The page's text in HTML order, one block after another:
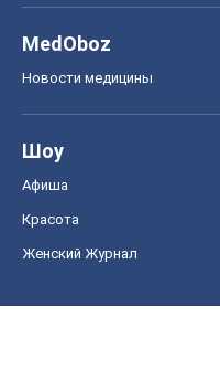
MedOboz
Новости медицины
Шоу
Афиша
Красота
Женский Журнал